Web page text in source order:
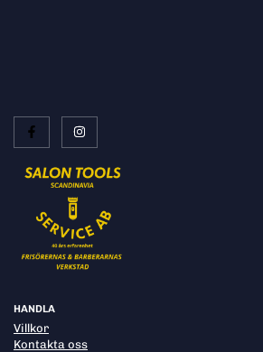
HANDLA
Villkor
Kontakta oss